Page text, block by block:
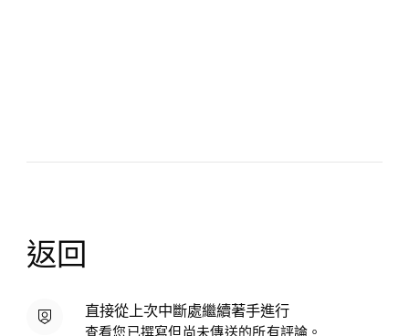
返回
直接從上次中斷處繼續著手進行
查看您已撰寫但尚未傳送的所有評論。